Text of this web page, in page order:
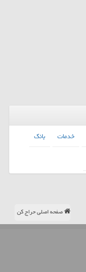
خدمات
بانك
صفحه اصلی حراج کن